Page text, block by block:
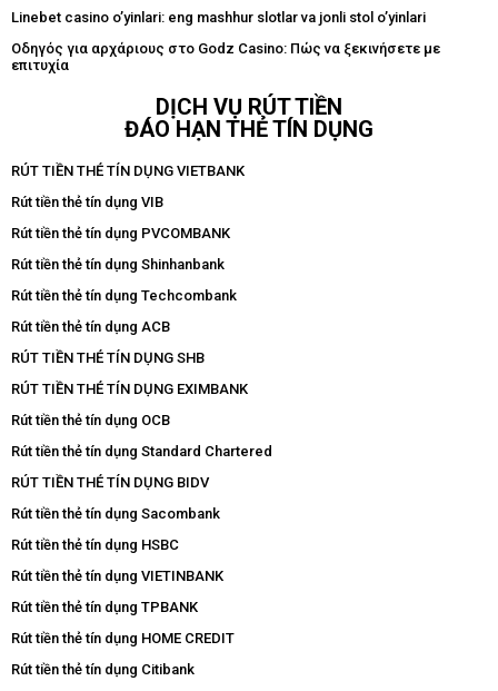
Linebet casino o’yinlari: eng mashhur slotlar va jonli stol o’yinlari
Οδηγός για αρχάριους στο Godz Casino: Πώς να ξεκινήσετε με
επιτυχία
DỊCH VỤ RÚT TIỀN
ĐÁO HẠN THẺ TÍN DỤNG
RÚT TIỀN THẺ TÍN DỤNG VIETBANK
Rút tiền thẻ tín dụng VIB
Rút tiền thẻ tín dụng PVCOMBANK
Rút tiền thẻ tín dụng Shinhanbank
Rút tiền thẻ tín dụng Techcombank
Rút tiền thẻ tín dụng ACB
RÚT TIỀN THẺ TÍN DỤNG SHB
RÚT TIỀN THẺ TÍN DỤNG EXIMBANK
Rút tiền thẻ tín dụng OCB
Rút tiền thẻ tín dụng Standard Chartered
RÚT TIỀN THẺ TÍN DỤNG BIDV
Rút tiền thẻ tín dụng Sacombank
Rút tiền thẻ tín dụng HSBC
Rút tiền thẻ tín dụng VIETINBANK
Rút tiền thẻ tín dụng TPBANK
Rút tiền thẻ tín dụng HOME CREDIT
Rút tiền thẻ tín dụng Citibank